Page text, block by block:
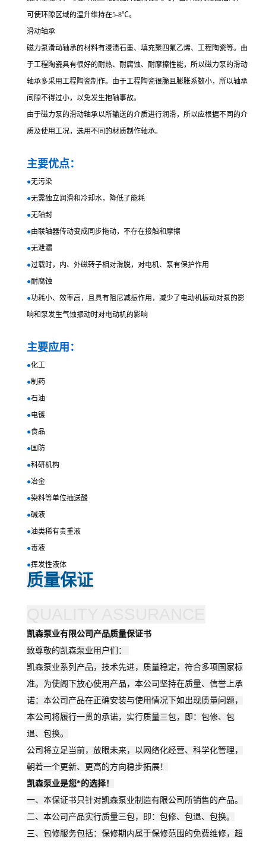
可使环隙区域的温升维持在5-8℃。
滑动轴承
磁力泵滑动轴承的材料有浸渍石墨、填充聚四氟乙烯、工程陶瓷等。由
于工程陶瓷具有很好的耐热、耐腐蚀、耐摩擦性能，所以磁力泵的滑动
轴承多采用工程陶瓷制作。由于工程陶瓷很脆且膨胀系数小，所以轴承
间隙不得过小，以免发生抱轴事故。
由于磁力泵的滑动轴承以所输送的介质进行润滑，所以应根据不同的介
质及使用工况，选用不同的材质制作轴承。
主要优点：
●无污染
●无需独立润滑和冷却水，降低了能耗
●无轴封
●由联轴器传动变成同步拖动，不存在接触和摩擦
●无泄漏
●过载时，内、外磁转子相对滑脱，对电机、泵有保护作用
●耐腐蚀
●功耗小、效率高，且具有阻尼减振作用，减少了电动机振动对泵的影
响和泵发生气蚀振动时对电动机的影响
主要应用：
●化工
●制药
●石油
●电镀
●食品
●国防
●科研机构
●冶金
●染料等单位抽送酸
●碱液
●油类稀有贵重液
●毒液
●挥发性液体
质量保证
凯森泵业有限公司产品质量保证书
致尊敬的凯森泵业用户们：
凯森泵业系列产品，技术先进，质量稳定，符合多项国家标
准。为使阁下放心使用产品，本公司坚持在质量、信誉上承
诺：本公司产品在正确安装与使用情况下如出现质量问题，
本公司将履行一贯的承诺，实行质量三包，即：包修、包
退、包换。
公司将立足当前，放眼未来，以网络化经营、科学化管理，
朝着一个更新、更高的方向稳步拓展！
凯森泵业是您*的选择！
一、本保证书只针对凯森泵业制造有限公司所销售的产品。
二、本公司产品实行质量三包，即：包修、包退、包换。
三、包修服务包括：保修期内属于保修范围的免费维修，超